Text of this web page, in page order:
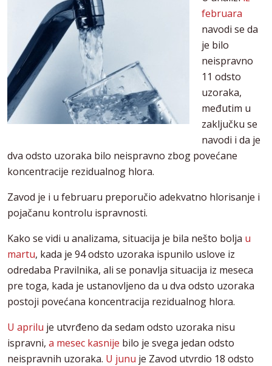
februara
navodi se da
je bilo
neispravno
11 odsto
uzoraka,
međutim u
zaključku se
navodi i da je
dva odsto uzoraka bilo neispravno zbog povećane
koncentracije rezidualnog hlora.
Zavod je i u februaru preporučio adekvatno hlorisanje i
pojačanu kontrolu ispravnosti.
Kako se vidi u analizama, situacija je bila nešto bolja u
martu, kada je 94 odsto uzoraka ispunilo uslove iz
odredaba Pravilnika, ali se ponavlja situacija iz meseca
pre toga, kada je ustanovljeno da u dva odsto uzoraka
postoji povećana koncentracija rezidualnog hlora.
U aprilu je utvrđeno da sedam odsto uzoraka nisu
ispravni, a mesec kasnije bilo je svega jedan odsto
neispravnih uzoraka. U junu je Zavod utvrdio 18 odsto